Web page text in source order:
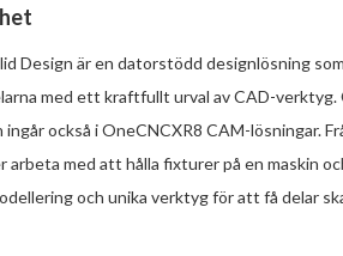
Design är en datorstödd designlösning
med ett kraftfullt urval av CAD-
också i OneCNCXR8 CAM-lösningar.
arbeta med att hålla fixturer på en maskin
och unika verktyg för att få delar